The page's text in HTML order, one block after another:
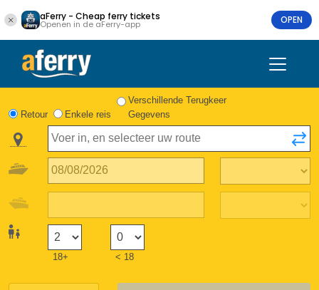
aFerry - Cheap ferry tickets
Openen in de aFerry-app OPEN
Retour Enkele reis
Verschillende Terugkeer
Gegevens
18+ < 18